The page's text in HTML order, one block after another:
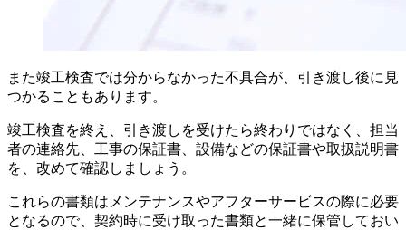
また竣工検査では分からなかった不具合が、引き渡し後に見
つかることもあります。
竣工検査を終え、引き渡しを受けたら終わりではなく、担当
者の連絡先、工事の保証書、設備などの保証書や取扱説明書
を、改めて確認しましょう。
これらの書類はメンテナンスやアフターサービスの際に必要
となるので、契約時に受け取った書類と一緒に保管しておい